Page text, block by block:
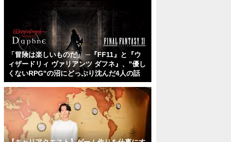
「冒険は楽しいものだ」 ─『FF11』と『ウ
ィザードリィ ヴァリアンツ ダフネ』、"優し
くないRPG"の沼にどっぷり沈んだ4人の話